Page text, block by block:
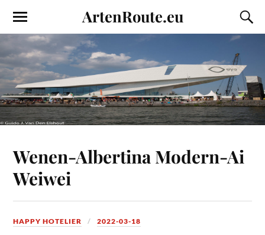
ArtenRoute.eu
Wenen-Albertina Modern-Ai
Weiwei
HAPPY HOTELIER 2022-03-18